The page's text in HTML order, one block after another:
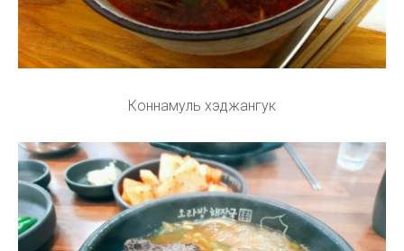
Коннамуль хэджангук